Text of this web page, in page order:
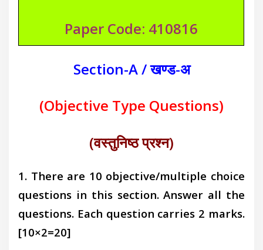
Paper Code: 410816
Section-A / खण्ड-अ
(Objective Type Questions)
(वस्तुनिष्ठ प्रश्न)
1. There are 10 objective/multiple choice
questions in this section. Answer all the
questions. Each question carries 2 marks.
[10×2=20]